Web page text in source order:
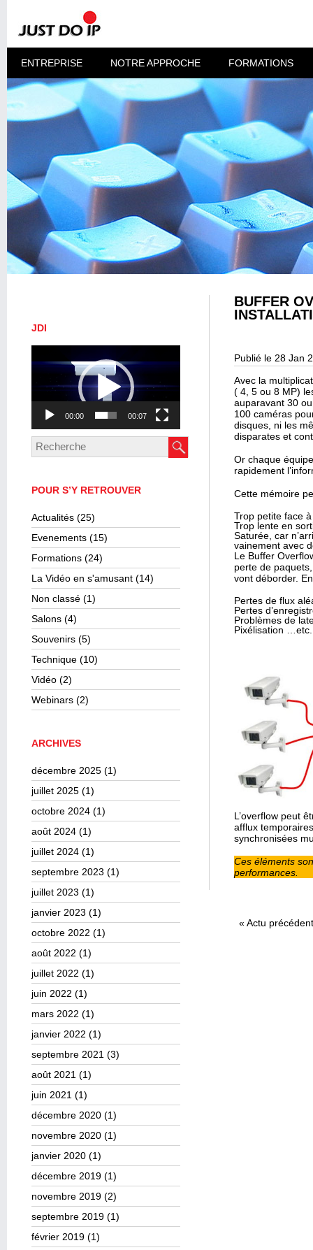
ENTREPRISE NOTRE APPROCHE FORMATIONS
JDI
vidéo
00:00 00:07
POUR S’Y RETROUVER
Actualités (25)
Evenements (15)
Formations (24)
La Vidéo en s'amusant (14)
Non classé (1)
Salons (4)
Souvenirs (5)
Technique (10)
Vidéo (2)
Webinars (2)
ARCHIVES
décembre 2025 (1)
juillet 2025 (1)
octobre 2024 (1)
août 2024 (1)
juillet 2024 (1)
septembre 2023 (1)
juillet 2023 (1)
janvier 2023 (1)
octobre 2022 (1)
août 2022 (1)
juillet 2022 (1)
juin 2022 (1)
mars 2022 (1)
janvier 2022 (1)
septembre 2021 (3)
août 2021 (1)
juin 2021 (1)
décembre 2020 (1)
novembre 2020 (1)
janvier 2020 (1)
décembre 2019 (1)
novembre 2019 (2)
septembre 2019 (1)
février 2019 (1)
BUFFER
Publié le 28 Jan
Avec la
( 4, 5 ou 8 MP)
auparavant 30
100 caméras
disques, ni les
disparates et
Or chaque
rapidement
Cette mémoire
Trop petite face
Trop lente en
Saturée, car
vainement avec
Le Buffer
perte de
vont déborder.
Pertes de flux
Pertes
Problèmes de
Pixélisation …etc.
L’overflow peut
afflux
synchronisées
Ces éléments
performances.
« Actu